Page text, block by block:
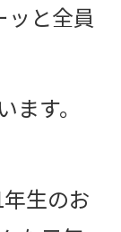
と全員
す。
生のお